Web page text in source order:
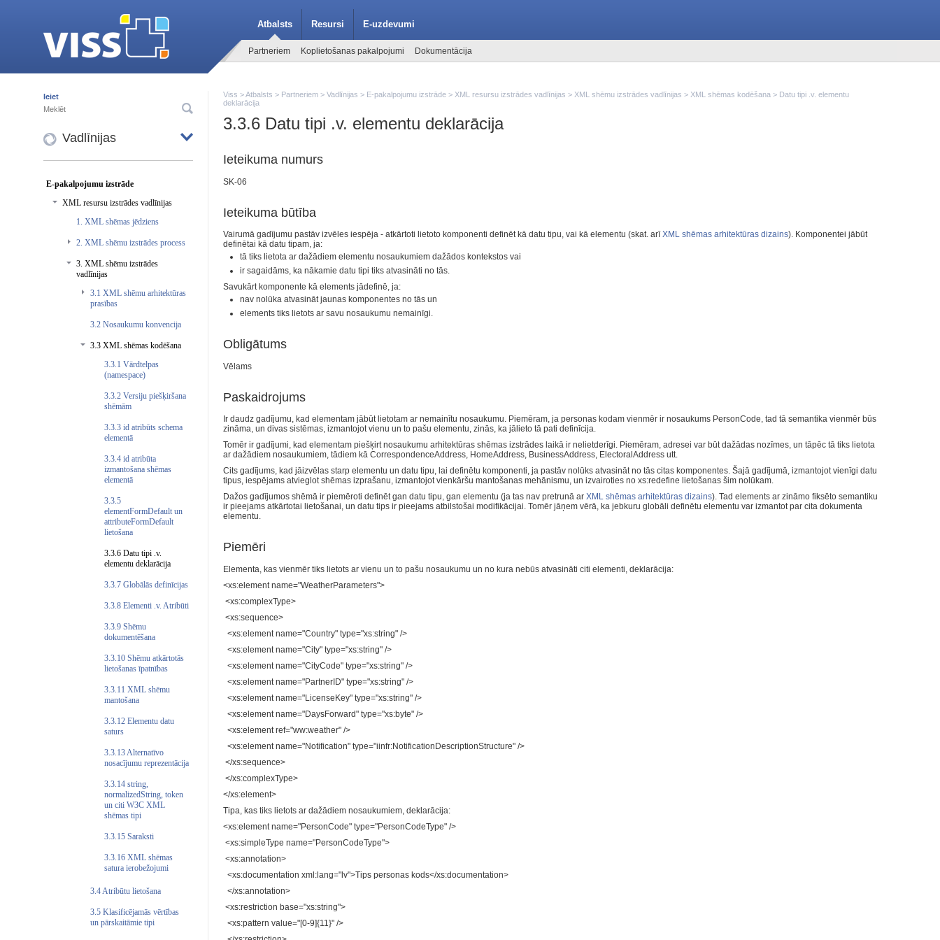
Atbalsts Resursi E-uzdevumi
Partneriem Koplietošanas pakalpojumi Dokumentācija
Ieiet
Vadlīnijas
E-pakalpojumu izstrāde
XML resursu izstrādes vadlīnijas
1. XML shēmas jēdziens
2. XML shēmu izstrādes process
3. XML shēmu izstrādes
vadlīnijas
3.1 XML shēmu arhitektūras
prasības
3.2 Nosaukumu konvencija
3.3 XML shēmas kodēšana
3.3.1 Vārdtelpas
(namespace)
3.3.2 Versiju piešķiršana
shēmām
3.3.3 id atribūts schema
elementā
3.3.4 id atribūta
izmantošana shēmas
elementā
3.3.5
elementFormDefault un
attributeFormDefault
lietošana
3.3.6 Datu tipi .v.
elementu deklarācija
3.3.7 Globālās definīcijas
3.3.8 Elementi .v. Atribūti
3.3.9 Shēmu
dokumentēšana
3.3.10 Shēmu atkārtotās
lietošanas īpatnības
3.3.11 XML shēmu
mantošana
3.3.12 Elementu datu
saturs
3.3.13 Alternatīvo
nosacījumu reprezentācija
3.3.14 string,
normalizedString, token
un citi W3C XML
shēmas tipi
3.3.15 Saraksti
3.3.16 XML shēmas
satura ierobežojumi
3.4 Atribūtu lietošana
3.5 Klasificējamās vērtības
un pārskaitāmie tipi
Viss >Atbalsts > Partneriem > Vadlīnijas > E-pakalpojumu izstrāde > XML resursu izstrādes vadlīnijas > XML shēmu izstrādes vadlīnijas > XML shēmas kodēšana > Datu tipi .v. elementu
deklarācija
3.3.6 Datu tipi .v. elementu deklarācija
Ieteikuma numurs
SK-06
Ieteikuma būtība
Vairumā gadījumu pastāv izvēles iespēja - atkārtoti lietoto komponenti definēt kā datu tipu, vai kā elementu (skat. arīXML shēmas arhitektūras dizains). Komponentei jābūt
definētai kā datu tipam, ja:
tā tiks lietota ar dažādiem elementu nosaukumiem dažādos kontekstos vai
ir sagaidāms, ka nākamie datu tipi tiks atvasināti no tās.
Savukārt komponente kā elements jādefinē, ja:
nav nolūka atvasināt jaunas komponentes no tās un
elements tiks lietots ar savu nosaukumu nemainīgi.
Obligātums
Vēlams
Paskaidrojums
Ir daudz gadījumu, kad elementam jābūt lietotam ar nemainītu nosaukumu. Piemēram, ja personas kodam vienmēr ir nosaukums PersonCode, tad tā semantika vienmēr būs
zināma, un divas sistēmas, izmantojot vienu un to pašu elementu, zinās, ka jālieto tā pati definīcija.
Tomēr ir gadījumi, kad elementam piešķirt nosaukumu arhitektūras shēmas izstrādes laikā ir nelietderīgi. Piemēram, adresei var būt dažādas nozīmes, un tāpēc tā tiks lietota
ar dažādiem nosaukumiem, tādiem kā CorrespondenceAddress, HomeAddress, BusinessAddress, ElectoralAddress utt.
Cits gadījums, kad jāizvēlas starp elementu un datu tipu, lai definētu komponenti, ja pastāv nolūks atvasināt no tās citas komponentes. Šajā gadījumā, izmantojot vienīgi datu
tipus, iespējams atvieglot shēmas izprašanu, izmantojot vienkāršu mantošanas mehānismu, un izvairoties no xs:redefine lietošanas šim nolūkam.
Dažos gadījumos shēmā ir piemēroti definēt gan datu tipu, gan elementu (ja tas nav pretrunā ar XML shēmas arhitektūras dizains). Tad elements ar zināmo fiksēto semantiku
ir pieejams atkārtotai lietošanai, un datu tips ir pieejams atbilstošai modifikācijai. Tomēr jāņem vērā, ka jebkuru globāli definētu elementu var izmantot par cita dokumenta
elementu.
Piemēri
Elementa, kas vienmēr tiks lietots ar vienu un to pašu nosaukumu un no kura nebūs atvasināti citi elementi, deklarācija:
<xs:element name="WeatherParameters">
<xs:complexType>
<xs:sequence>
<xs:element name="Country" type="xs:string" />
<xs:element name="City" type="xs:string" />
<xs:element name="CityCode" type="xs:string" />
<xs:element name="PartnerID" type="xs:string" />
<xs:element name="LicenseKey" type="xs:string" />
<xs:element name="DaysForward" type="xs:byte" />
<xs:element ref="ww:weather" />
<xs:element name="Notification" type="iinfr:NotificationDescriptionStructure" />
</xs:sequence>
</xs:complexType>
</xs:element>
Tipa, kas tiks lietots ar dažādiem nosaukumiem, deklarācija:
<xs:element name="PersonCode" type="PersonCodeType" />
<xs:simpleType name="PersonCodeType">
<xs:annotation>
<xs:documentation xml:lang="lv">Tips personas kods</xs:documentation>
</xs:annotation>
<xs:restriction base="xs:string">
<xs:pattern value="[0-9]{11}" />